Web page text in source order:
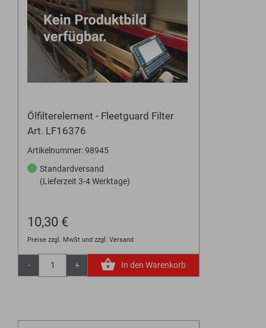
Ölfilterelement - Fleetguard Filter
Art. LF16376
Artikelnummer: 98945
Standardversand
(Lieferzeit 3-4 Werktage)
10,30 €
Preise zzgl. MwSt und zzgl. Versand
- + In den Warenkorb